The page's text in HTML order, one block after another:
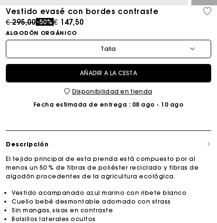
Vestido evasé con bordes contraste
Price reduced from
€ 295,00to
-50% € 147,50
ALGODÓN ORGÁNICO
Talla
AÑADIR A LA CESTA
Disponibilidad en tienda
Fecha estimada de entrega : 08 ago - 10 ago
Descripción
El tejido principal de esta prenda está compuesto por al
menos un 50 % de fibras de poliéster reciclado y fibras de
algodón procedentes de la agricultura ecológica.
Vestido acampanado azul marino con ribete blanco
Cuello bebé desmontable adornado con strass
Sin mangas, sisas en contraste
Bolsillos laterales ocultos